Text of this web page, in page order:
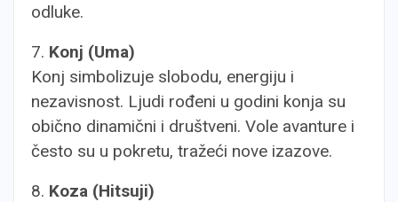
odluke.
7. Konj (Uma)
Konj simbolizuje slobodu, energiju i
nezavisnost. Ljudi rođeni u godini konja su
obično dinamični i društveni. Vole avanture i
često su u pokretu, tražeći nove izazove.
8. Koza (Hitsuji)